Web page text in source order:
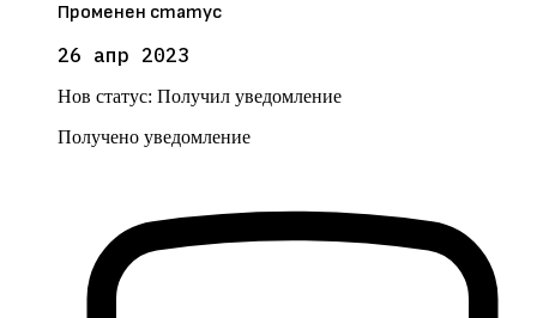
Променен статус
26 апр 2023
Нов статус: Получил уведомление
Получено уведомление